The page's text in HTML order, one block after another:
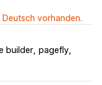
vorhanden.
builder pagefly